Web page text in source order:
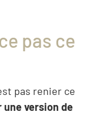
pas ce
pas renier ce
version de